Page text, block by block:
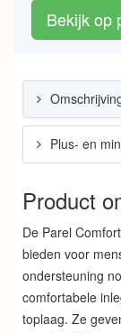
Bekijk op
Plus- en
Product
De Parel
bieden voor
ondersteuning
comfortabele
toplaag. Ze